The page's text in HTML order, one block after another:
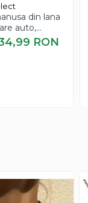
din lana
auto,
RON